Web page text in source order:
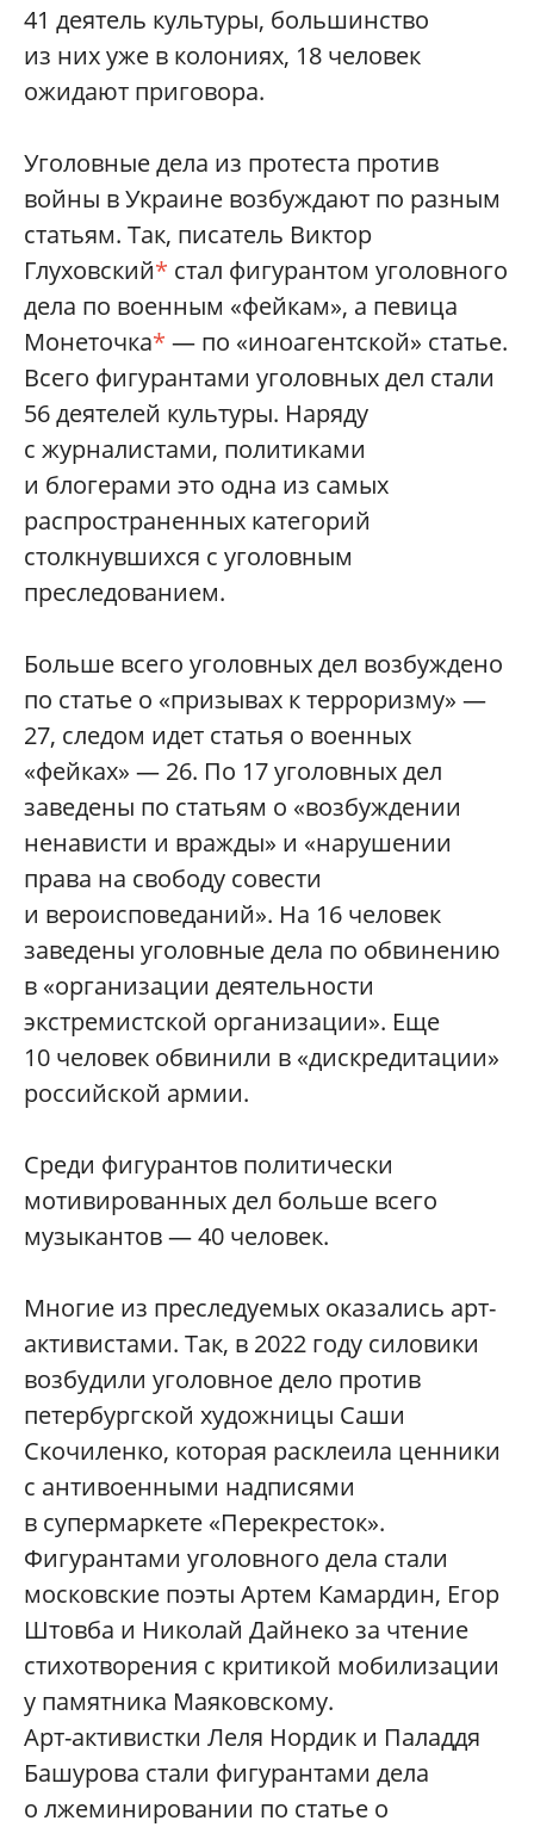
41 деятель культуры, большинство
из них уже в колониях, 18 человек
ожидают приговора.
Уголовные дела из протеста против
войны в Украине возбуждают по разным
статьям. Так, писатель Виктор
Глуховский* стал фигурантом уголовного
дела по военным «фейкам», а певица
Монеточка* — по «иноагентской» статье.
Всего фигурантами уголовных дел стали
56 деятелей культуры. Наряду
с журналистами, политиками
и блогерами это одна из самых
распространенных категорий
столкнувшихся с уголовным
преследованием.
Больше всего уголовных дел возбуждено
по статье о «призывах к терроризму» —
27, следом идет статья о военных
«фейках» — 26. По 17 уголовных дел
заведены по статьям о «возбуждении
ненависти и вражды» и «нарушении
права на свободу совести
и вероисповеданий». На 16 человек
заведены уголовные дела по обвинению
в «организации деятельности
экстремистской организации». Еще
10 человек обвинили в «дискредитации»
российской армии.
Среди фигурантов политически
мотивированных дел больше всего
музыкантов — 40 человек.
Многие из преследуемых оказались арт-
активистами. Так, в 2022 году силовики
возбудили уголовное дело против
петербургской художницы Саши
Скочиленко, которая расклеила ценники
с антивоенными надписями
в супермаркете «Перекресток».
Фигурантами уголовного дела стали
московские поэты Артем Камардин, Егор
Штовба и Николай Дайнеко за чтение
стихотворения с критикой мобилизации
у памятника Маяковскому.
Арт-активистки Леля Нордик и Паладдя
Башурова стали фигурантами дела
о лжеминировании по статье о